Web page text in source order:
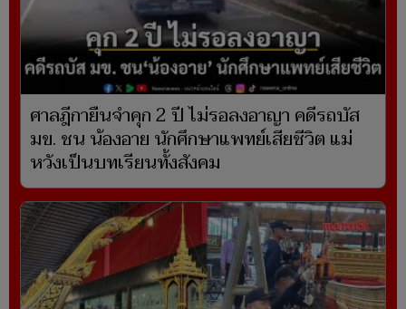
ศาลฎีกายืนจำคุก 2 ปี ไม่รอลงอาญา คดีรถบัส
มข. ชน น้องอาย นักศึกษาแพทย์เสียชีวิต แม่
หวังเป็นบทเรียนทั้งสังคม